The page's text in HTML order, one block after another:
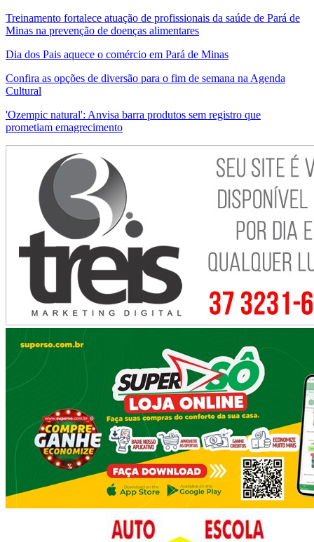
Treinamento fortalece atuação de profissionais da saúde de Pará de
Minas na prevenção de doenças alimentares
Dia dos Pais aquece o comércio em Pará de Minas
Confira as opções de diversão para o fim de semana na Agenda
Cultural
'Ozempic natural': Anvisa barra produtos sem registro que
prometiam emagrecimento